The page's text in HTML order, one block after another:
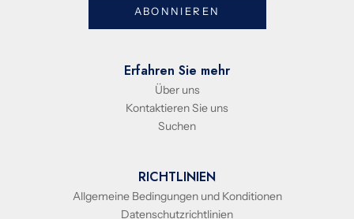
ABONNIEREN
Erfahren Sie mehr
Über uns
Kontaktieren Sie uns
Suchen
RICHTLINIEN
Allgemeine Bedingungen und Konditionen
Datenschutzrichtlinien